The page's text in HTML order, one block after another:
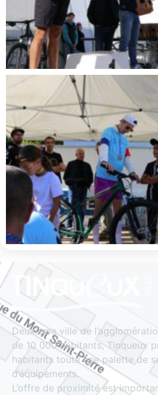
Deuxième ville de
de 10 000 habitants, Tinqueux
habitants toute une palette de
d’équipements.
L’offre de proximité est